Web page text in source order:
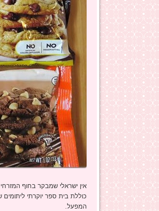
אין ישראלי שמבקר בחוף
כוללת בית ספר יוקרתי ליתומים
המפעל.